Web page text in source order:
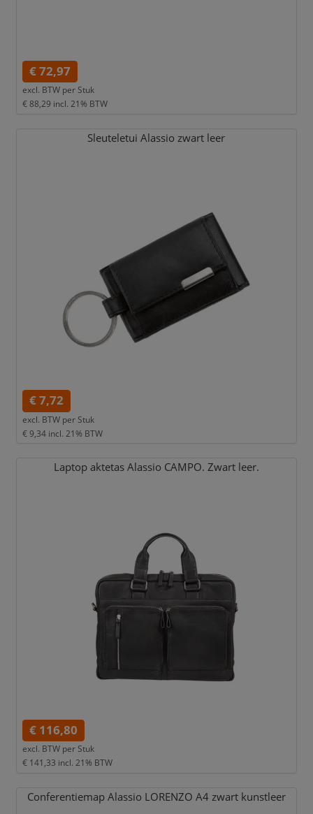
€ 72,97
excl. BTW per Stuk
€ 88,29 incl. 21% BTW
Sleuteletui Alassio zwart leer
€ 7,72
excl. BTW per Stuk
€ 9,34 incl. 21% BTW
Laptop aktetas Alassio CAMPO. Zwart leer.
€ 116,80
excl. BTW per Stuk
€ 141,33 incl. 21% BTW
Conferentiemap Alassio LORENZO A4 zwart kunstleer